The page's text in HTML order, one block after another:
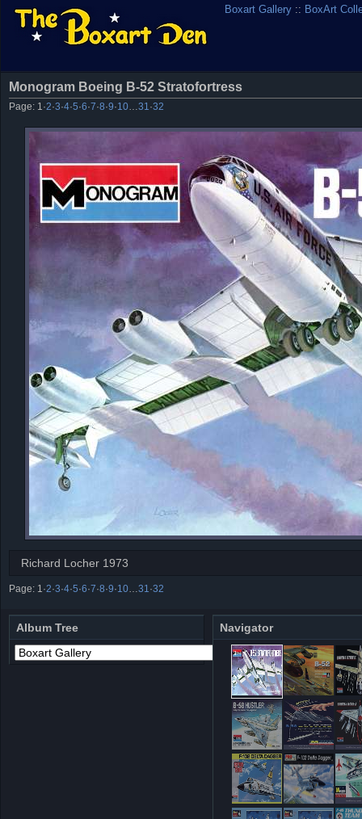
Boxart Gallery :: BoxArt
Monogram Boeing B-52 Stratofortress
Page: 1 ·2·3·4·5·6·7·8·9·10 31 ·32
Richard Locher 1973
Page: 1 ·2·3·4·5·6·7·8·9·10 31 ·32
Album Tree Navigator